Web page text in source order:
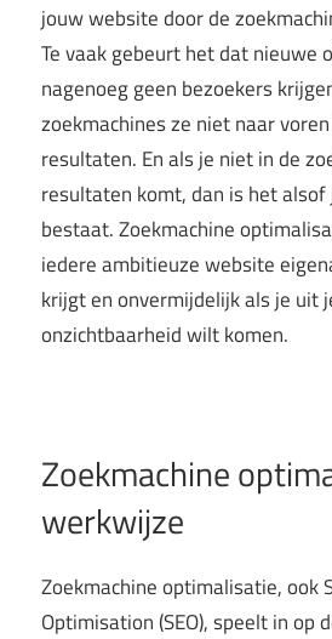
jouw website door de
Te vaak gebeurt het dat nieuwe
nagenoeg geen bezoekers
zoekmachines ze niet naar
resultaten. En als je niet in de
resultaten komt, dan is het
bestaat. Zoekmachine
iedere ambitieuze website
krijgt en onvermijdelijk als je uit
onzichtbaarheid wilt komen.
Zoekmachine
werkwijze
Zoekmachine optimalisatie, ook
Optimisation (SEO), speelt in op